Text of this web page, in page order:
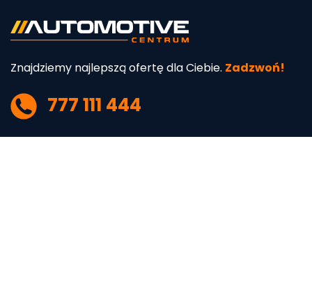
Znajdziemy najlepszą ofertę dla Ciebie. Zadzwoń!
777 111 444